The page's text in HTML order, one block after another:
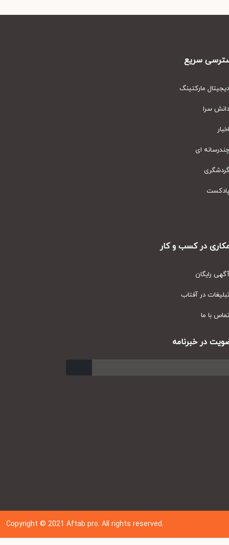
سریع
مارکتینگ
سرا
ای
در کسب و کار
رایگان
در آفتاب
با ما
در خبرنامه
Copyright © 202 1Aftab pro. All rights reserved.